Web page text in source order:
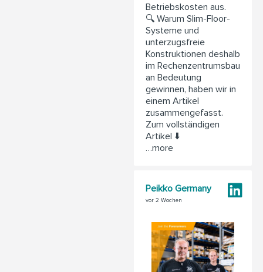
Betriebskosten aus.
🔍 Warum Slim-Floor-
Systeme und
unterzugsfreie
Konstruktionen deshalb
im Rechenzentrumsbau
an Bedeutung
gewinnen, haben wir in
einem Artikel
zusammengefasst.
Zum vollständigen
Artikel ⬇️
…more
Peikko Germany
vor 2 Wochen